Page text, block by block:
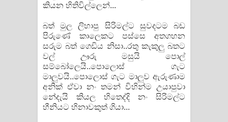
කියන හිතිවිල්ලෙන්...
බත් මුල ලිහාපු සිරිමල්ට සුවදටම බඩ
පිරුණේ කාලෙකට පස්සෙ අතගහන
සරුම බත් ගෙඩිය නිසා..රතු කැකුලු බතට
වල් ඌරු මසුයි පොල්
සම්බෝලෙයි..පොලොස් ගැට
මාලුවයි..පොලොස් ගැට මාලුව ඇරුණාම
අනික් ඒවා නං තමන් විහින්ම උයාපුවා
නේදැයි කියල හිතෙද්දි නං සිරිමල්ට
හීනියට හිනාවකුත් ගියා...